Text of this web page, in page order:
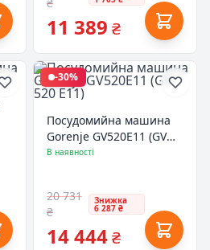
11 389 ₴
-30%
Посудомийна машина
Gorenje GV520E11 (GV
520 E11)
В наявності
20 731
₴
Знижка
6 287 ₴
14 444₴